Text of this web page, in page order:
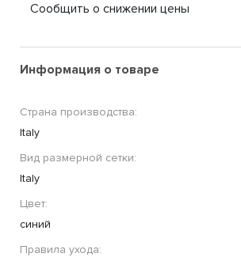
Сообщить о снижении цены
Информация о товаре
Страна производства:
Italy
Вид размерной сетки:
Italy
Цвет:
синий
Правила ухода: